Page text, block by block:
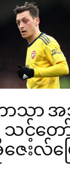
သာ အ
င့်တေ
းလ်ပြ